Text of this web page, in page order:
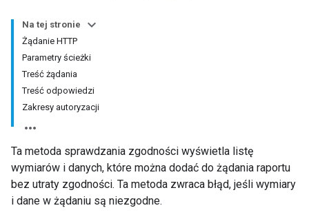
Na tej stronie
Żądanie HTTP
Parametry ścieżki
Treść żądania
Treść odpowiedzi
Zakresy autoryzacji
Ta metoda sprawdzania zgodności wyświetla listę
wymiarów i danych, które można dodać do żądania raportu
bez utraty zgodności. Ta metoda zwraca błąd, jeśli wymiary
i dane w żądaniu są niezgodne.